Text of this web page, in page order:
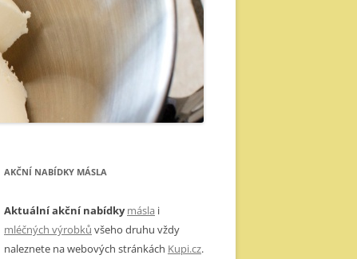
AKČNÍ NABÍDKY MÁSLA
Aktuální akční nabídky másla i
mléčných výrobků všeho druhu vždy
naleznete na webových stránkách Kupi.cz.